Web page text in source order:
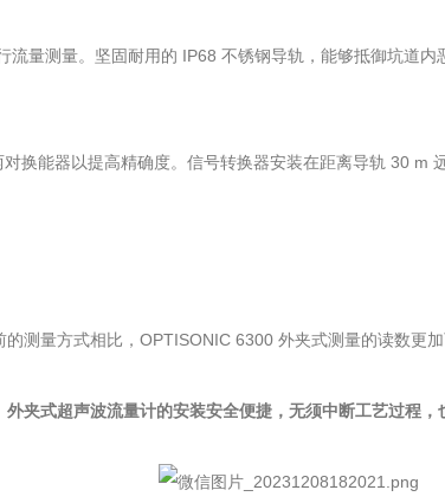
测量。坚固耐用的 IP68 不锈钢导轨，能够抵御坑道
能器以提高精确度。信号转换器安装在距离导轨 30 m
量方式相比，OPTISONIC 6300 外夹式测量的读数更
外夹式超声波流量计的安装安全便捷，无须中断工艺过程，